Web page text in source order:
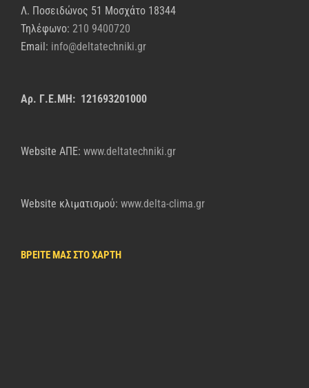
Λ. Ποσειδώνος 51 Μοσχάτο 18344
Τηλέφωνο: 210 9400720
Email: info@deltatechniki.gr
Αρ. Γ.Ε.ΜΗ: 121693201000
Website AΠΕ: www.deltatechniki.gr
Website κλιματισμού: www.delta-clima.gr
ΒΡΕΙΤΕ ΜΑΣ ΣΤΟ ΧΑΡΤΗ